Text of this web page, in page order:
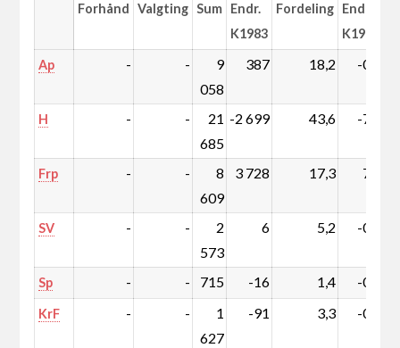
Forhånd Valgting Sum Endr.
K1983
Fordeling Endr.
K1983
Ap - -
9
058
387 18,2 -0,1
H - -
21
685
-2 699 43,6 -7,9
Frp - -
8
609
3 728 17,3 7,0
SV - -
2
573
6 5,2 -0,3
Sp - - 715 -16 1,4 -0,1
KrF - -
1
627
-91 3,3 -0,4